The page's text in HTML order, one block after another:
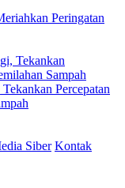
Peringatan
Percepatan
Siber Kontak